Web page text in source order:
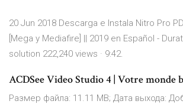
20 Jun 2018 Descarga e Instala Nitro Pro
[Mega y Mediafire] || 2019 en Español -
solution 222,240 views · 9:42.
ACDSee Video Studio 4 | Votre monde
Размер файла: 11.11 MB; Дата выхода: